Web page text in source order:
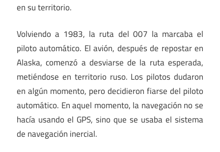
en su territorio.
Volviendo a 1983, la ruta del 007 la marcaba el
piloto automático. El avión, después de repostar en
Alaska, comenzó a desviarse de la ruta esperada,
metiéndose en territorio ruso. Los pilotos dudaron
en algún momento, pero decidieron fiarse del piloto
automático. En aquel momento, la navegación no se
hacía usando el GPS, sino que se usaba el sistema
de navegación inercial.